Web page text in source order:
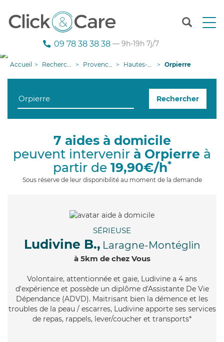
T
n
g
i
09 78 38 38 38 — 9h-19h 7j/7
Accueil Recherche aide à domicile Provence-Alpes-Côte d'Azur Hautes-Alpes Orpierre
Rechercher
7 aides à domicile
peuvent intervenir à Orpierre à
partir de 19,90€/h*
Sous réserve de leur disponibilité au moment de la demande
SÉRIEUSE
Ludivine B., Laragne-Montéglin
à 5km de chez Vous
Volontaire, attentionnée et gaie, Ludivine a 4 ans
d'expérience et possède un diplôme d'Assistante De Vie
Dépendance (ADVD). Maitrisant bien la démence et les
troubles de la peau / escarres, Ludivine apporte ses services
de repas, rappels, lever/coucher et transports*